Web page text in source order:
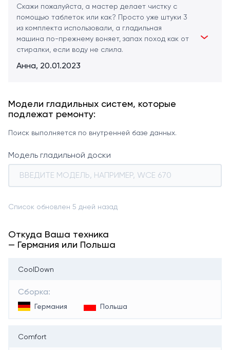
Скажи пожалуйста, а мастер делает чистку с
помощью таблеток или как? Просто уже штуки 3
из комплекта использовали, а гладильная
машина по-прежнему воняет, запах поход как от
стиралки, если воду не слила.
Анна, 20.01.2023
Модели гладильных систем, которые
подлежат ремонту:
Поиск выполняется по внутренней базе данных.
Модель гладильной доски
Список обновлен 5 дней назад
Откуда Ваша техника
— Германия или Польша
CoolDown
Сборка:
Германия Польша
Comfort